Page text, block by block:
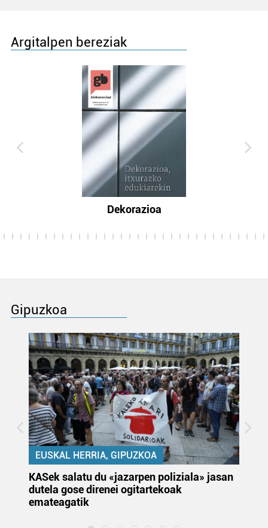
Argitalpen bereziak
Dekorazioa
Gipuzkoa
EUSKAL HERRIA, GIPUZKOA
KASek salatu du «jazarpen poliziala» jasan
dutela gose direnei ogitartekoak
emateagatik